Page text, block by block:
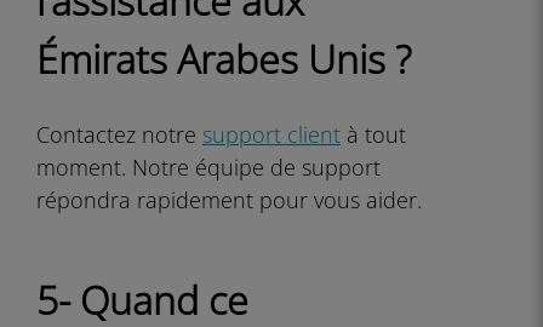
Émirats Arabes Unis ?
Contactez notre support client à tout
moment. Notre équipe de support
répondra rapidement pour vous aider.
5- Quand ce